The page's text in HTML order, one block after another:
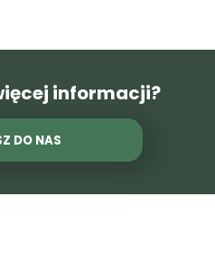
informacji?
DO NAS